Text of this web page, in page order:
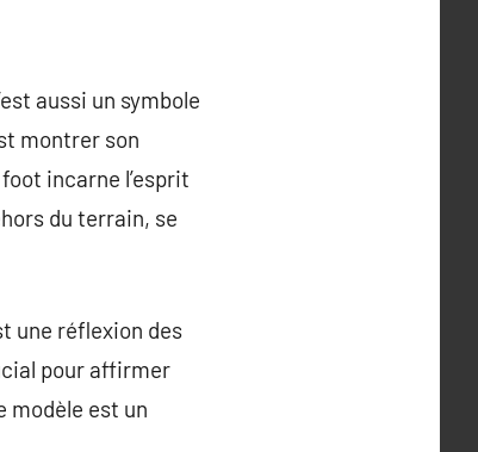
aussi un symbole
montrer son
incarne l’esprit
du terrain, se
une réflexion des
pour affirmer
modèle est un